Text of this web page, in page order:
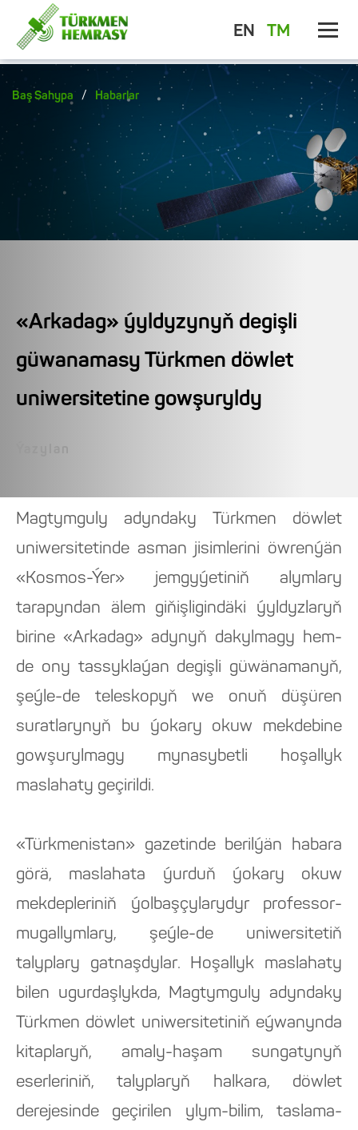
EN TM
Baş Sahypa / Habarlar
«Arkadag» ýyldyzynyň degişli
güwanamasy Türkmen döwlet
uniwersitetine gowşuryldy
Magtymguly adyndaky Türkmen döwlet
uniwersitetinde asman jisimlerini öwrenýän
«Kosmos-Ýer» jemgyýetiniň alymlary
tarapyndan älem giňişligindäki ýyldyzlaryň
birine «Arkadag» adynyň dakylmagy hem-
de ony tassyklaýan degişli güwänamanyň,
şeýle-de teleskopyň we onuň düşüren
suratlarynyň bu ýokary okuw mekdebine
gowşurylmagy mynasybetli hoşallyk
maslahaty geçirildi.
«Türkmenistan» gazetinde berilýän habara
görä, maslahata ýurduň ýokary okuw
mekdepleriniň ýolbaşçylarydyr professor-
mugallymlary, şeýle-de uniwersitetiň
talyplary gatnaşdylar. Hoşallyk maslahaty
bilen ugurdaşlykda, Magtymguly adyndaky
Türkmen döwlet uniwersitetiniň eýwanynda
kitaplaryň, amaly-haşam sungatynyň
eserleriniň, talyplaryň halkara, döwlet
derejesinde geçirilen ylym-bilim, taslama-